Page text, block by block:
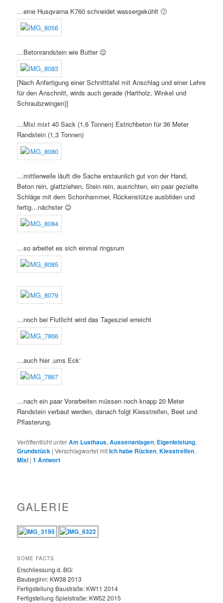
…eine Husqvarna K760 schneidet wassergekühlt 🙂
…Betonrandstein wie Butter 😉
[Nach Anfertigung einer Schnitttafel mit Anschlag und einer Lehre
für den Anschnitt, wirds auch gerade (Hartholz, Winkel und
Schraubzwingen)]
…Mixi mixt 40 Sack (1,6 Tonnen) Estrichbeton für 36 Meter
Randstein (1,3 Tonnen)
…mittlerweile läuft die Sache erstaunlich gut von der Hand,
Beton rein, glattziehen, Stein rein, ausrichten, ein paar gezielte
Schläge mit dem Schonhammer, Rückenstütze ausbilden und
fertig…nächster 😉
…so arbeitet es sich einmal ringsrum
…noch bei Flutlicht wird das Tagesziel erreicht
…auch hier ‚ums Eck‘
…nach ein paar Vorarbeiten müssen noch knapp 20 Meter
Randstein verbaut werden, danach folgt Kiesstreifen, Beet und
Pflasterung.
Veröffentlicht unterAm Lusthaus,Aussenanlagen, Eigenleistung,
Grundstück |Verschlagwortet mitIch habe Rücken,Kiesstreifen,
Mixi |1 Antwort
GALERIE
SOME FACTS
Erschliessung d. BG:
Baubeginn: KW38 2013
Fertigstellung Baustraße: KW11 2014
Fertigstellung Spielstraße: KW52 2015